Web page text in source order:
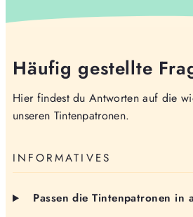
Häufig gestellte
Hier findest du Antworten auf die
unseren Tintenpatronen.
INFORMATIVES
Passen die Tintenpatronen in